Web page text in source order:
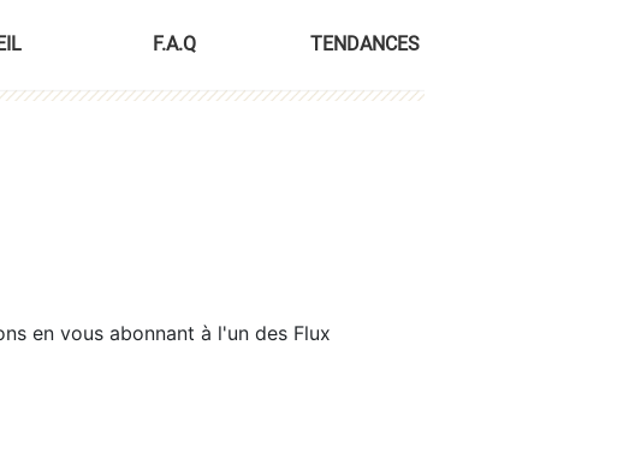
F.A.Q TENDANCES
en vous abonnant à l'un des Flux